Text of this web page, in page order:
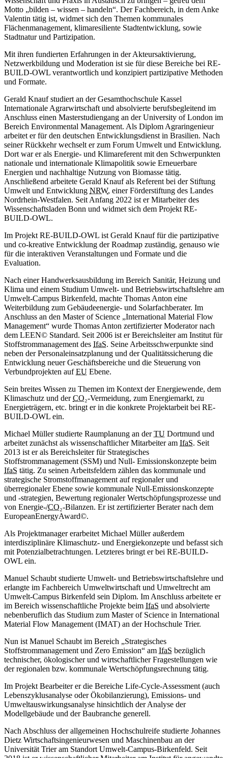
Motto „bilden – wissen – handeln“. Der Fachbereich, in dem Anke
Valentin tätig ist, widmet sich den Themen kommunales
Flächenmanagement, klimaresiliente Stadtentwicklung, sowie
Stadtnatur und Partizipation.
Mit ihren fundierten Erfahrungen in der Akteursaktivierung,
Netzwerkbildung und Moderation ist sie für diese Bereiche bei RE-
BUILD-OWL verantwortlich und konzipiert partizipative Methoden
und Formate.
Gerald Knauf studiert an der Gesamthochschule Kassel
Internationale Agrarwirtschaft und absolvierte berufsbegleitend im
Anschluss einen Masterstudiengang an der University of London im
Bereich Environmental Management. Als Diplom Agraringenieur
arbeitet er für den deutschen Entwicklungsdienst in Brasilien. Nach
seiner Rückkehr wechselt er zum Forum Umwelt und Entwicklung.
Dort war er als Energie- und Klimareferent mit den Schwerpunkten
nationale und internationale Klimapolitik sowie Erneuerbare
Energien und nachhaltige Nutzung von Biomasse tätig.
Anschließend arbeitete Gerald Knauf als Referent bei der Stiftung
Umwelt und Entwicklung NRW, einer Förderstiftung des Landes
Nordrhein-Westfalen. Seit Anfang 2022 ist er Mitarbeiter des
Wissenschaftsladen Bonn und widmet sich dem Projekt RE-
BUILD-OWL.
Im Projekt RE-BUILD-OWL ist Gerald Knauf für die partizipative
und co-kreative Entwicklung der Roadmap zuständig, genauso wie
für die interaktiven Veranstaltungen und Formate und die
Evaluation.
Nach einer Handwerksausbildung im Bereich Sanitär, Heizung und
Klima und einem Studium Umwelt- und Betriebswirtschaftslehre am
Umwelt-Campus Birkenfeld, machte Thomas Anton eine
Weiterbildung zum Gebäudeenergie- und Solarfachberater. Im
Anschluss an den Master of Science „International Material Flow
Management“ wurde Thomas Anton zertifizierter Moderator nach
dem LEEN© Standard. Seit 2006 ist er Bereichsleiter am Institut für
Stoffstrommanagement des IfaS. Seine Arbeitsschwerpunkte sind
neben der Personaleinsatzplanung und der Qualitätssicherung die
Entwicklung neuer Geschäftsbereiche und die Steuerung von
Verbundprojekten aufEU Ebene.
Sein breites Wissen zu Themen im Kontext der Energiewende, dem
Klimaschutz und derCO₂-Vermeidung, zum Energiemarkt, zu
Energieträgern, etc. bringt er in die konkrete Projektarbeit bei RE-
BUILD-OWL ein.
Michael Müller studierte Raumplanung an derTU Dortmund und
arbeitet zunächst als wissenschaftlicher Mitarbeiter am IfaS. Seit
2013 ist er als Bereichsleiter für Strategisches
Stoffstrommanagement (SSM) und Null- Emissionskonzepte beim
IfaS tätig. Zu seinen Arbeitsfeldern zählen das kommunale und
strategische Stromstoffmanagement auf regionaler und
überregionaler Ebene sowie kommunale Null-Emissionskonzepte
und -strategien, Bewertung regionaler Wertschöpfungsprozesse und
von Energie-/CO₂-Bilanzen. Er ist zertifizierter Berater nach dem
EuropeanEnergyAward©.
Als Projektmanager erarbeitet Michael Müller außerdem
interdisziplinäre Klimaschutz- und Energiekonzepte und befasst sich
mit Potenzialbetrachtungen. Letzteres bringt er bei RE-BUILD-
OWL ein.
Manuel Schaubt studierte Umwelt- und Betriebswirtschaftslehre und
erlangte im Fachbereich Umweltwirtschaft und Umweltrecht am
Umwelt-Campus Birkenfeld sein Diplom. Im Anschluss arbeitete er
im Bereich wissenschaftliche Projekte beim IfaS und absolvierte
nebenberuflich das Studium zum Master of Science in International
Material Flow Management (IMAT) an der Hochschule Trier.
Nun ist Manuel Schaubt im Bereich „Strategisches
Stoffstrommanagement und Zero Emission“ am IfaS bezüglich
technischer, ökologischer und wirtschaftlicher Fragestellungen wie
der regionalen bzw. kommunale Wertschöpfungsrechnung tätig.
Im Projekt Bearbeiter er die Bereiche Life-Cycle-Assessment (auch
Lebenszyklusanalyse oder Ökobilanzierung), Emissions- und
Umweltauswirkungsanalyse hinsichtlich der Analyse der
Modellgebäude und der Baubranche generell.
Nach Abschluss der allgemeinen Hochschulreife studierte Johannes
Dietz Wirtschaftsingenieurwesen und Maschinenbau an der
Universität Trier am Standort Umwelt-Campus-Birkenfeld. Seit